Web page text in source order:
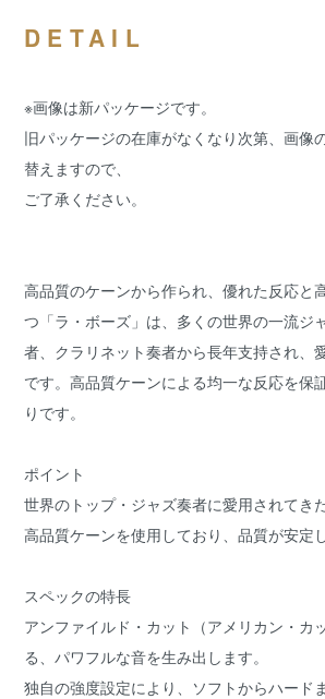
DETAIL
※画像は新パッケージです。
旧パッケージの在庫がなくなり次第、画像
替えますので、
ご了承ください。
高品質のケーンから作られ、優れた反応と
つ「ラ・ボーズ」は、多くの世界の一流ジ
者、クラリネット奏者から長年支持され、
です。高品質ケーンによる均一な反応を保
りです。
ポイント
世界のトップ・ジャズ奏者に愛用されてき
高品質ケーンを使用しており、品質が安定
スペックの特長
アンファイルド・カット（アメリカン・カ
る、パワフルな音を生み出します。
独自の強度設定により、ソフトからハード